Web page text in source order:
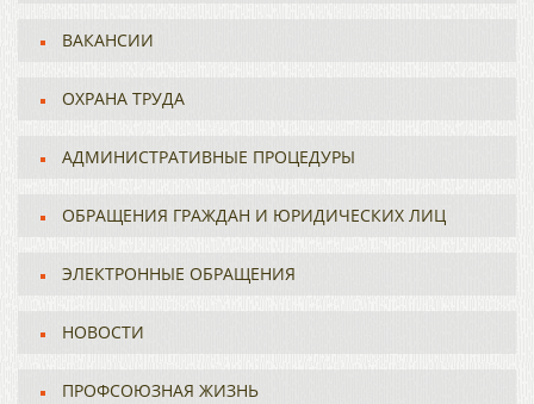
ВАКАНСИИ
ОХРАНА ТРУДА
АДМИНИСТРАТИВНЫЕ ПРОЦЕДУРЫ
ОБРАЩЕНИЯ ГРАЖДАН И ЮРИДИЧЕСКИХ ЛИЦ
ЭЛЕКТРОННЫЕ ОБРАЩЕНИЯ
НОВОСТИ
ПРОФСОЮЗНАЯ ЖИЗНЬ